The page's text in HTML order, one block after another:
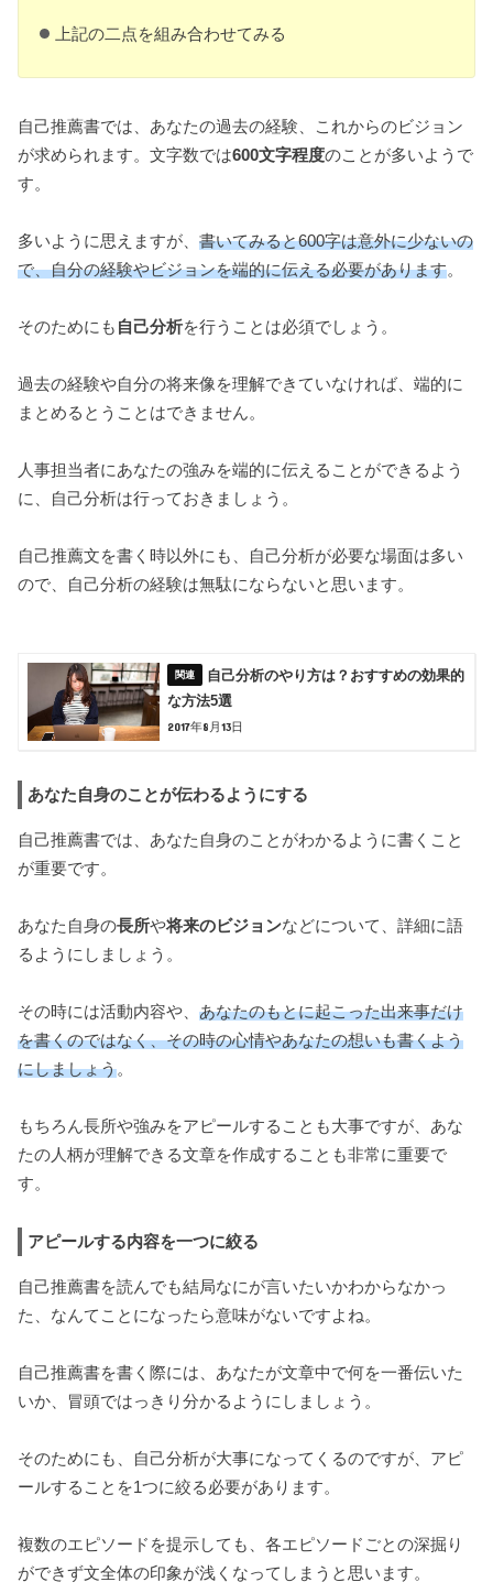
上記の二点を組み合わせてみる
自己推薦書では、あなたの過去の経験、これからのビジョン
が求められます。文字数では600文字程度のことが多いようで
す。
多いように思えますが、書いてみると600字は意外に少ないの
で、自分の経験やビジョンを端的に伝える必要があります。
そのためにも 自己分析を行うことは必須でしょう。
過去の経験や自分の将来像を理解できていなければ、端的に
まとめるとうことはできません。
人事担当者にあなたの強みを端的に伝えることができるよう
に、自己分析は行っておきましょう。
自己推薦文を書く時以外にも、自己分析が必要な場面は多い
ので、自己分析の経験は無駄にならないと思います。
自己分析のやり方は？おすすめの効果的
な方法5選
2017年8月13日
あなた自身のことが伝わるようにする
自己推薦書では、あなた自身のことがわかるように書くこと
が重要です。
あなた自身の長所や将来のビジョンなどについて、詳細に語
るようにしましょう。
その時には活動内容や、あなたのもとに起こった出来事だけ
を書くのではなく、その時の心情やあなたの想いも書くよう
にしましょう。
もちろん長所や強みをアピールすることも大事ですが、あな
たの人柄が理解できる文章を作成することも非常に重要で
す。
アピールする内容を一つに絞る
自己推薦書を読んでも結局なにが言いたいかわからなかっ
た、なんてことになったら意味がないですよね。
自己推薦書を書く際には、あなたが文章中で何を一番伝いた
いか、冒頭ではっきり分かるようにしましょう。
そのためにも、自己分析が大事になってくるのですが、アピ
ールすることを1つに絞る必要があります。
複数のエピソードを提示しても、各エピソードごとの深掘り
ができず文全体の印象が浅くなってしまうと思います。